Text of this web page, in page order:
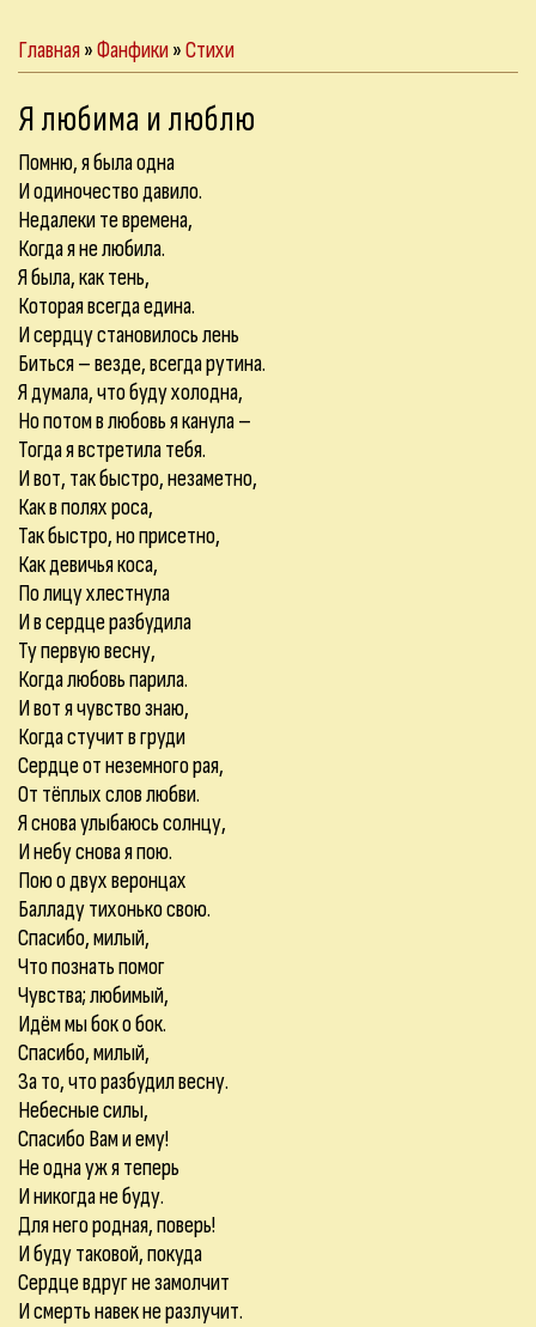
Главная»Фанфики»Стихи
Я любима и люблю
Помню, я была одна
И одиночество давило.
Недалеки те времена,
Когда я не любила.
Я была, как тень,
Которая всегда едина.
И сердцу становилось лень
Биться – везде, всегда рутина.
Я думала, что буду холодна,
Но потом в любовь я канула –
Тогда я встретила тебя.
И вот, так быстро, незаметно,
Как в полях роса,
Так быстро, но присетно,
Как девичья коса,
По лицу хлестнула
И в сердце разбудила
Ту первую весну,
Когда любовь парила.
И вот я чувство знаю,
Когда стучит в груди
Сердце от неземного рая,
От тёплых слов любви.
Я снова улыбаюсь солнцу,
И небу снова я пою.
Пою о двух веронцах
Балладу тихонько свою.
Спасибо, милый,
Что познать помог
Чувства; любимый,
Идём мы бок о бок.
Спасибо, милый,
За то, что разбудил весну.
Небесные силы,
Спасибо Вам и ему!
Не одна уж я теперь
И никогда не буду.
Для него родная, поверь!
И буду таковой, покуда
Сердце вдруг не замолчит
И смерть навек не разлучит.